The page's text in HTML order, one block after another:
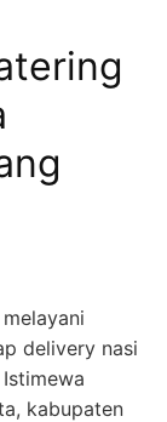
delivery nasi
kabupaten